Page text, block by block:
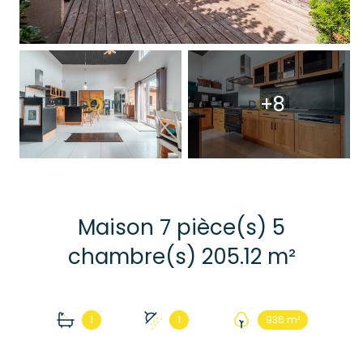
+8
Maison 7 pièce(s) 5
chambre(s) 205.12 m²
1 1 936 m²